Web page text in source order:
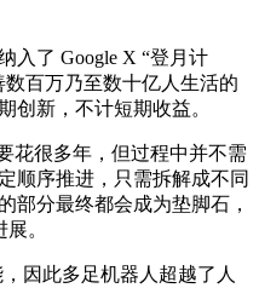
了 Google X “登月计
百万乃至数十亿人生活的
创新，不计短期收益。
很多年，但过程中并不需
顺序推进，只需拆解成不同
部分最终都会成为垫脚石，
。
因此多足机器人超越了人